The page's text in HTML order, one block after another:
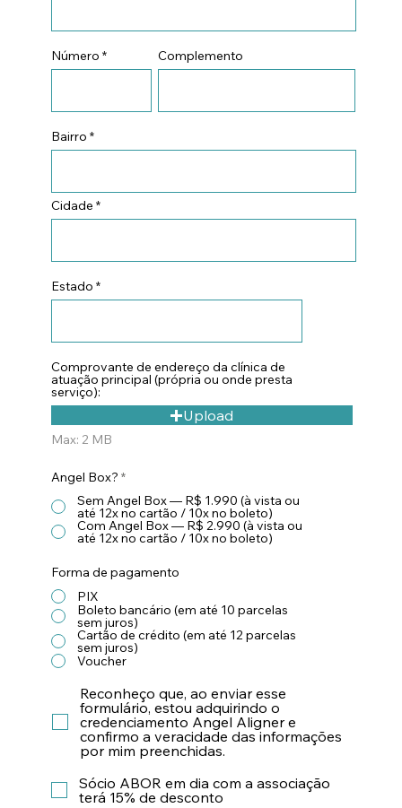
Número Complemento
Bairro
Cidade
Estado
Comprovante de endereço da clínica de
atuação principal (própria ou onde presta
serviço):
Upload
Max: 2 MB
Angel Box? *
Sem Angel Box — R$ 1.990 (à vista ou
até 12x no cartão / 10x no boleto)
Com Angel Box — R$ 2.990 (à vista ou
até 12x no cartão / 10x no boleto)
Forma de pagamento
PIX
Boleto bancário (em até 10 parcelas
sem juros)
Cartão de crédito (em até 12 parcelas
sem juros)
Voucher
Sócio ABOR em dia com a associação
terá 15% de desconto
Reconheço que, ao enviar esse
formulário, estou adquirindo o
credenciamento Angel Aligner e
confirmo a veracidade das informações
por mim preenchidas.